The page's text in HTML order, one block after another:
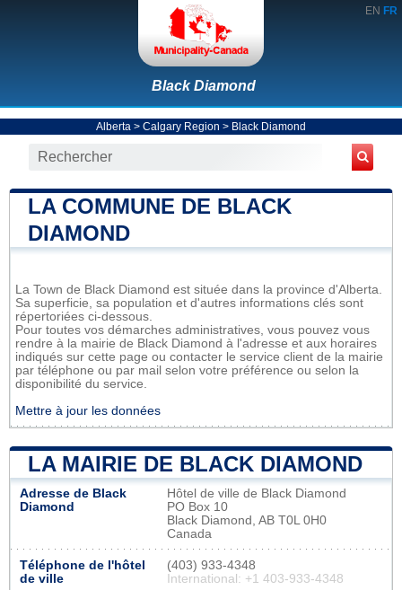
EN FR
Black Diamond
Alberta > Calgary Region > Black Diamond
LA COMMUNE DE BLACK
DIAMOND
La Town de Black Diamond est située dans la province d'Alberta.
Sa superficie, sa population et d'autres informations clés sont
répertoriées ci-dessous.
Pour toutes vos démarches administratives, vous pouvez vous
rendre à la mairie de Black Diamond à l'adresse et aux horaires
indiqués sur cette page ou contacter le service client de la mairie
par téléphone ou par mail selon votre préférence ou selon la
disponibilité du service.
Mettre à jour les données
LA MAIRIE DE BLACK DIAMOND
Adresse de Black
Diamond
Hôtel de ville de Black Diamond
PO Box 10
Black Diamond, AB T0L 0H0
Canada
Téléphone de l'hôtel
de ville
(403) 933-4348
International: +1 403-933-4348